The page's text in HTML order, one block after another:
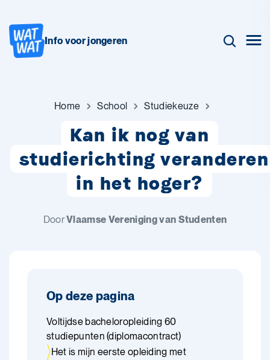
Info voor jongeren
Home School Studiekeuze
Kan ik nog van
studierichting veranderen
in het hoger?
DoorVlaamse Vereniging van Studenten
Op deze pagina
Voltijdse bacheloropleiding 60
studiepunten (diplomacontract)
Het is mijn eerste opleiding met